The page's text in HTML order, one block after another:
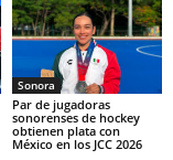
Sonora
Par de jugadoras
sonorenses de hockey
obtienen plata con
México en los JCC 2026